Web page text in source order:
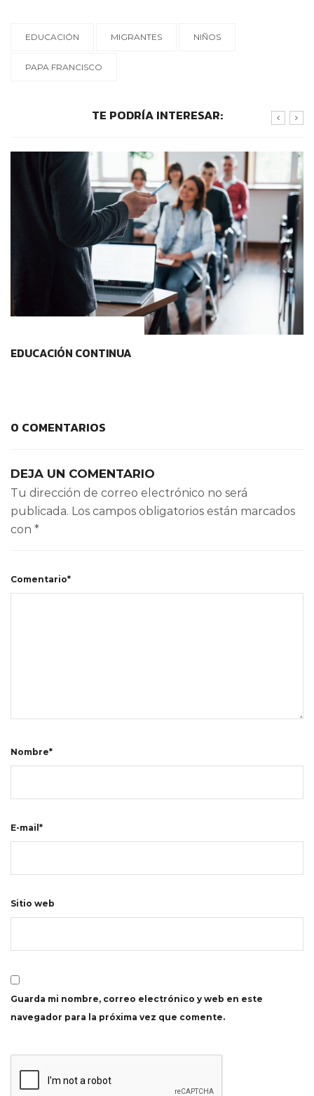
EDUCACIÓN MIGRANTES NIÑOS
PAPA FRANCISCO
TE PODRÍA INTERESAR:
EDUCACIÓN CONTINUA
0 COMENTARIOS
DEJA UN COMENTARIO
Tu dirección de correo electrónico no será
publicada. Los campos obligatorios están marcados
con *
Comentario*
Nombre*
E-mail*
Sitio web
Guarda mi nombre, correo electrónico y web en este
navegador para la próxima vez que comente.